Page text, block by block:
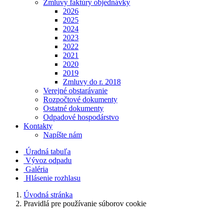
Zmluvy faktúry objednávky
2026
2025
2024
2023
2022
2021
2020
2019
Zmluvy do r. 2018
Verejné obstarávanie
Rozpočtové dokumenty
Ostatné dokumenty
Odpadové hospodárstvo
Kontakty
Napíšte nám
Úradná tabuľa
Vývoz odpadu
Galéria
Hlásenie rozhlasu
Úvodná stránka
Pravidlá pre používanie súborov cookie